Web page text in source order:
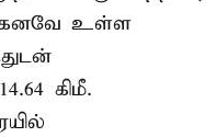
உள்ள
கிமீ.